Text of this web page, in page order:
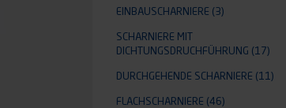
EINBAUSCHARNIERE (3)
SCHARNIERE MIT
DICHTUNGSDRUCHFÜHRUNG (17)
DURCHGEHENDE SCHARNIERE (11)
FLACHSCHARNIERE (46)